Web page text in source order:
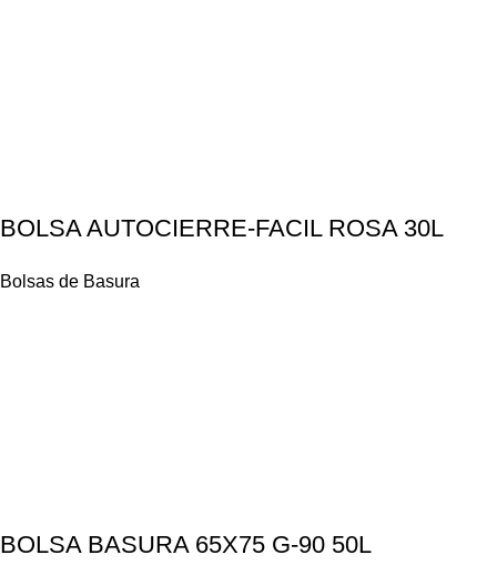
BOLSA AUTOCIERRE-FACIL ROSA 30L
Bolsas de Basura
BOLSA BASURA 65X75 G-90 50L